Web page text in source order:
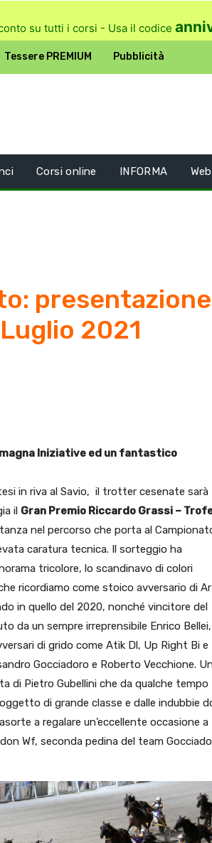
su tutti i corsi - Usa il codice
Tessere PREMIUM Pubblicità
Corsi online INFORMA
presentazione
2021
Iniziative ed un fantastico
in riva al Savio, il trotter cesenate sarà
il Gran Premio Riccardo Grassi –
nel percorso che porta al
caratura tecnica. Il sorteggio ha
tricolore, lo scandinavo di colori
ricordiamo come stoico avversario di
in quello del 2020, nonché vincitore del
da un sempre irreprensibile Enrico Bellei,
di grido come Atik Dl, Up Right Bi e
Gocciadoro e Roberto Vecchione.
di Pietro Gubellini che da qualche tempo
di grande classe e dalle indubbie
a regalare un’eccellente occasione a
Wf, seconda pedina del team